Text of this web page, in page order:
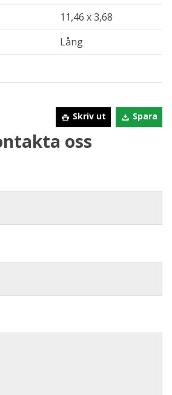
11,46 x 3,68
Lång
Skriv ut Spara
oss